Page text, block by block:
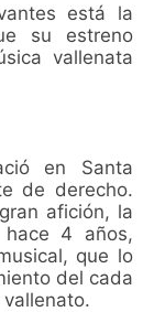
está la
su estreno
vallenata
en Santa
de derecho.
afición, la
4 años,
que lo
del cada